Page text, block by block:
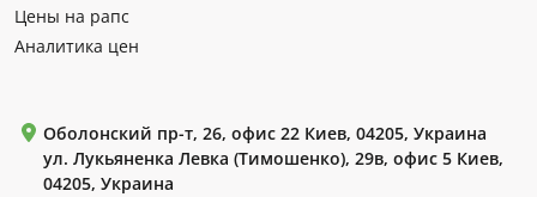
Цены на рапс
Аналитика цен
Оболонский пр-т, 26, офис 22 Киев, 04205, Украина
ул. Лукьяненка Левка (Тимошенко), 29в, офис 5 Киев,
04205, Украина